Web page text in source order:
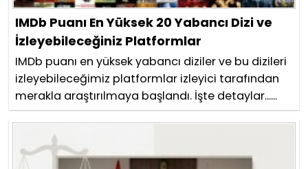
IMDb Puanı En Yüksek 20 Yabancı Dizi ve
İzleyebileceğiniz Platformlar
IMDb puanı en yüksek yabancı diziler ve bu dizileri
izleyebileceğimiz platformlar izleyici tarafından
merakla araştırılmaya başlandı. İşte detaylar......